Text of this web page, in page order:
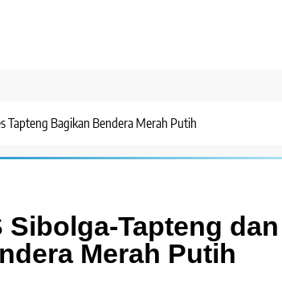
Tapteng Bagikan Bendera Merah Putih
Sibolga-Tapteng dan
Merah Putih